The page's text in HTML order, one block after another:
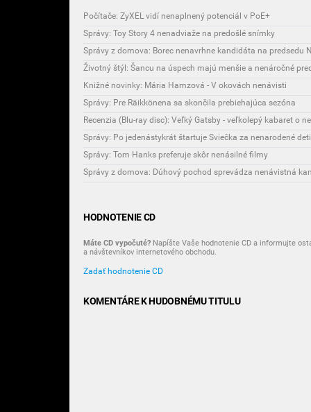
Počítače: ZyXEL vidí nenaplnený potenciál v PoE+
Správy: Toy Story 4 nenadviaže na predošlé snímky
Správy z domova: Borec nenavrhne kandidáta na predsedu
Životný štýl: Šancu na úspech majú menšie a nenáročné
Knižné novinky: Mária Hamzová - V okovách nenávisti
Správy: Pre Räikkönena sa skončila prebiehajúca sezóna
Recenzia (Blu-ray disc): Veľký Gatsby - veľkolepý kabaret o
Správy: Po jedenástykrát štartuje Sviečka za nenarodené deti
Správy: Tom Hanks preferuje skôr nenásilné filmy
Správy z domova: Dúhový pochod sprevádza nenávistná
HODNOTENIE CD
Máte CD vypočuté? Napíšte Vaše hodnotenie CD a informujte
a návštevníkov internetového obchodu.
Zadať hodnotenie CD
KOMENTÁRE K HUDOBNÉMU TITULU